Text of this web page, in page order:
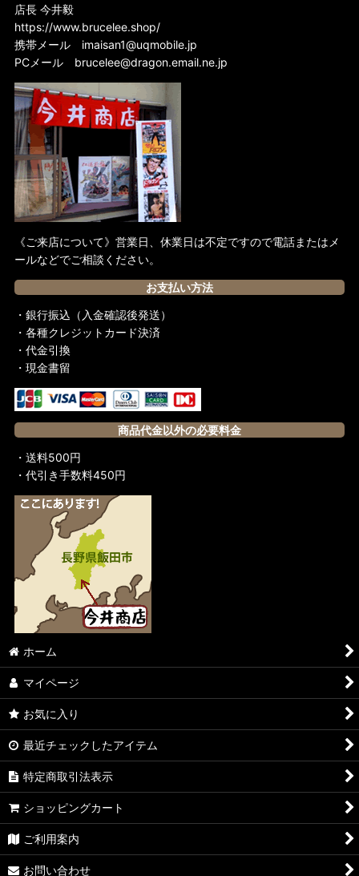
店長 今井毅
https://www.brucelee.shop/
携帯メール imaisan1@uqmobile.jp
PCメール brucelee@dragon.email.ne.jp
《ご来店について》営業日、休業日は不定ですので電話またはメ
ールなどでご相談ください。
お支払い方法
・銀行振込（入金確認後発送）
・各種クレジットカード決済
・代金引換
・現金書留
商品代金以外の必要料金
・送料500円
・代引き手数料450円
ホーム
マイページ
お気に入り
最近チェックしたアイテム
特定商取引法表示
ショッピングカート
ご利用案内
お問い合わせ